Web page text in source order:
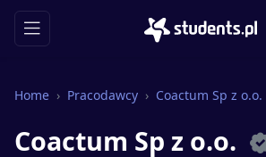
Home Pracodawcy Coactum Sp z o.o.
Coactum Sp z o.o.